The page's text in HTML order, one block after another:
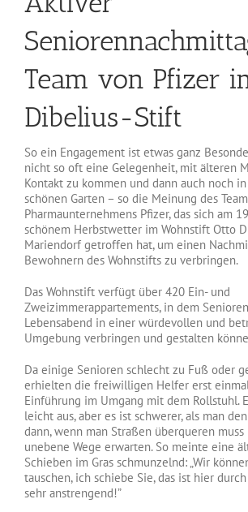
Team von Pfizer
Dibelius-Stift
So ein Engagement ist etwas ganz
nicht so oft eine Gelegenheit, mit älteren
Kontakt zu kommen und dann auch noch
schönen Garten – so die Meinung des
Pharmaunternehmens Pfizer, das sich am
schönem Herbstwetter im Wohnstift Otto
Mariendorf getroffen hat, um einen
Bewohnern des Wohnstifts zu verbringen.
Das Wohnstift verfügt über 420 Ein- und
Zweizimmerappartements, in dem
Lebensabend in einer würdevollen und
Umgebung verbringen und gestalten
Da einige Senioren schlecht zu Fuß oder
erhielten die freiwilligen Helfer erst
Einführung im Umgang mit dem Rollstuhl.
leicht aus, aber es ist schwerer, als man
dann, wenn man Straßen überqueren
unebene Wege erwarten. So meinte eine
Schieben im Gras schmunzelnd: „Wir
tauschen, ich schiebe Sie, das ist hier durch
sehr anstrengend!”